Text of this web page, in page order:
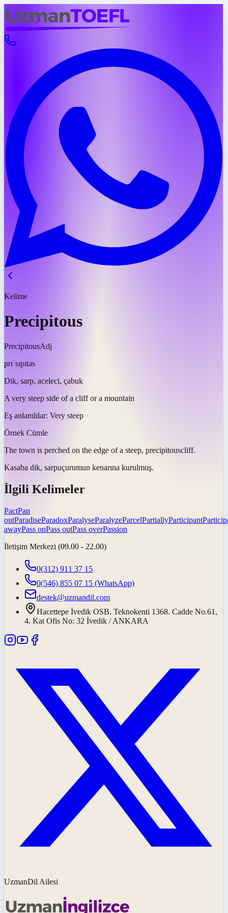
Kelime
Precipitous
PrecipitousAdj
prɪˈsɪpɪtəs
Dik, sarp, aceleci, çabuk
A very steep side of a cliff or a mountain
Eş anlamlılar: Very steep
Örnek Cümle
The town is perched on the edge of a steep, precipitouscliff.
Kasaba dik, sarpuçurumun kenarına kurulmuş.
İlgili Kelimeler
PactPan
outParadiseParadoxParalyseParalyzeParcelPartiallyParticipant
awayPass onPass outPass overPassion
İletişim Merkezi (09.00 - 22.00)
0(312) 911 37 15
0(546) 855 07 15 (WhatsApp)
destek@uzmandil.com
Hacettepe İvedik OSB. Teknokenti 1368. Cadde No.61,
4. Kat Ofis No: 32 İvedik / ANKARA
UzmanDil Ailesi